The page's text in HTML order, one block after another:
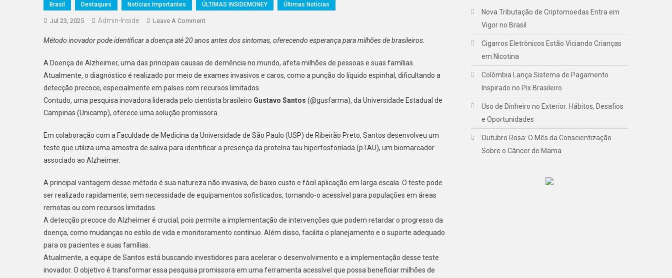
Brasil Destaques Notícias Importantes ÚLTIMAS INSIDEMONEY Últimas Notícias
Jul 23, 2025 Admin-Inside Leave A CommentOn
Inovador
Identificar
A
Doença
Até
20
Antes
Dos
Esperança
Para
Método inovador pode identificar a doença até 20 anos antes dos sintomas, oferecendo esperança para milhões de brasileiros.
A Doença de Alzheimer, uma das principais causas de demência no mundo, afeta milhões de pessoas e suas famílias.
Atualmente, o diagnóstico é realizado por meio de exames invasivos e caros, como a punção do líquido espinhal, dificultando a
detecção precoce, especialmente em países com recursos limitados.
Contudo, uma pesquisa inovadora liderada pelo cientista brasileiro Gustavo Santos (@gusfarma), da Universidade Estadual de
Campinas (Unicamp), oferece uma solução promissora.
Em colaboração com a Faculdade de Medicina da Universidade de São Paulo (USP) de Ribeirão Preto, Santos desenvolveu um
teste que utiliza uma amostra de saliva para identificar a presença da proteína tau hiperfosforilada (pTAU), um biomarcador
associado ao Alzheimer.
A principal vantagem desse método é sua natureza não invasiva, de baixo custo e fácil aplicação em larga escala. O teste pode
ser realizado rapidamente, sem necessidade de equipamentos sofisticados, tornando-o acessível para populações em áreas
remotas ou com recursos limitados.
A detecção precoce do Alzheimer é crucial, pois permite a implementação de intervenções que podem retardar o progresso da
doença, como mudanças no estilo de vida e monitoramento contínuo. Além disso, facilita o planejamento e o suporte adequado
para os pacientes e suas famílias.
Atualmente, a equipe de Santos está buscando investidores para acelerar o desenvolvimento e a implementação desse teste
inovador. O objetivo é transformar essa pesquisa promissora em uma ferramenta acessível que possa beneficiar milhões de
Nova Tributação de Criptomoedas Entra em
Vigor no Brasil
Cigarros Eletrônicos Estão Viciando Crianças
em Nicotina
Colômbia Lança Sistema de Pagamento
Inspirado no Pix Brasileiro
Uso de Dinheiro no Exterior: Hábitos, Desafios
e Oportunidades
Outubro Rosa: O Mês da Conscientização
Sobre o Câncer de Mama